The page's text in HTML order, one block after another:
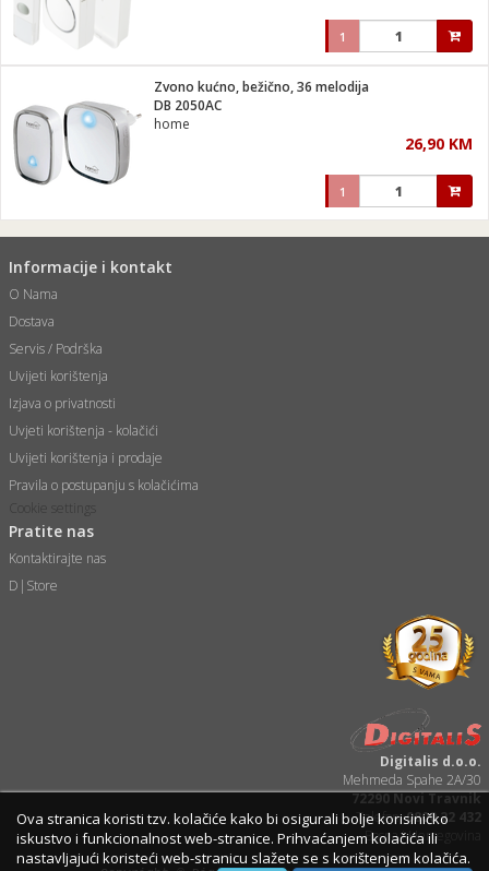
1
Zvono kućno, bežično, 36 melodija
DB 2050AC
home
26,90 KM
1
Informacije i kontakt
O Nama
Dostava
Servis / Podrška
Uvijeti korištenja
Izjava o privatnosti
Uvjeti korištenja - kolačići
Uvijeti korištenja i prodaje
Pravila o postupanju s kolačićima
Cookie settings
Pratite nas
Kontaktirajte nas
D|Store
Digitalis d.o.o.
Mehmeda Spahe 2A/30
72290 Novi Travnik
Telefon:0800 22 432
Bosna i Hercegovina
Ova stranica koristi tzv. kolačiće kako bi osigurali bolje korisiničko
iskustvo i funkcionalnost web-stranice. Prihvaćanjem kolačića ili
nastavljajući koristeći web-stranicu slažete se s korištenjem kolačića.